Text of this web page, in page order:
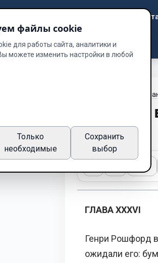
Библиотека
Пока дом хранит
Глава 36 из 55
Тема
ГЛАВА XXXVI
Генри Рошфорд
ожидали его:
файлы cookie
для работы сайта, аналитики и
можете изменить настройки в любой
Только
необходимые
Сохранить
выбор